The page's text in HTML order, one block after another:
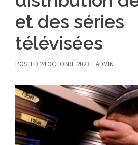
et des séries
télévisées
POSTED 24 OCTOBRE 2023 ADMIN